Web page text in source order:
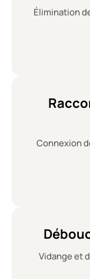
Élimination
Connexion
Vidange et